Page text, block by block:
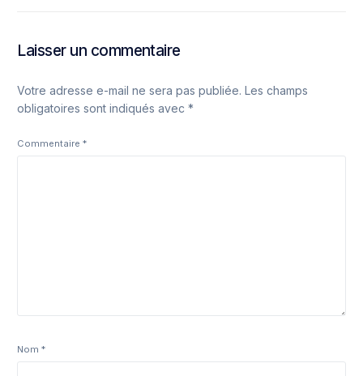
Laisser un commentaire
Votre adresse e-mail ne sera pas publiée. Les champs
obligatoires sont indiqués avec*
Commentaire*
Nom*